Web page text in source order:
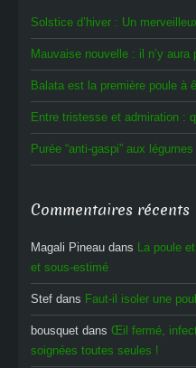
Solstice d’hiver : Un
Mauvaise nouvelle : il n’y
Balata est la première poule à
Entre tristesse et admiration :
Purée “anti-gaspi” aux
Commentaires récents
Magali Pineau dans La poule
et sous-estimé
Stef dans Faut-il isoler une
bousquet dans Œil fermé,
soignées toutes seules !